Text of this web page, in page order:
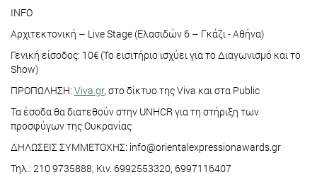
INFO
Αρχιτεκτονική – Live Stage (Ελασιδών 6 – Γκάζι - Αθήνα)
Γενική είσοδος: 10€ (Το εισιτήριο ισχύει για το Διαγωνισμό και το
Show)
ΠΡΟΠΩΛΗΣΗ: Viva.gr, στο δίκτυο της Viva και στα Public
Τα έσοδα θα διατεθούν στην UNHCR για τη στήριξη των
προσφύγων της Ουκρανίας
ΔΗΛΩΣΕΙΣ ΣΥΜΜΕΤΟΧΗΣ: info@orientalexpressionawards.gr
Τηλ.: 210 9735888, Κιν. 6992553320, 6997116407